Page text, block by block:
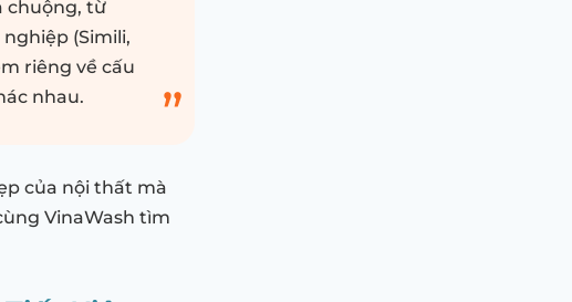
chuộng, từ
(Simili,
riêng về cấu
nhau.
của nội thất mà
VinaWash tìm